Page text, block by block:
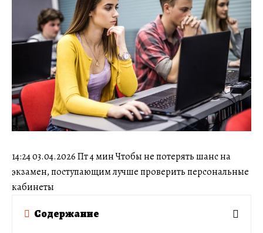
14:24 03.04.2026 Пт 4 мин Чтобы не потерять шанс на
экзамен, поступающим лучше проверить персональные
кабинеты
Содержание